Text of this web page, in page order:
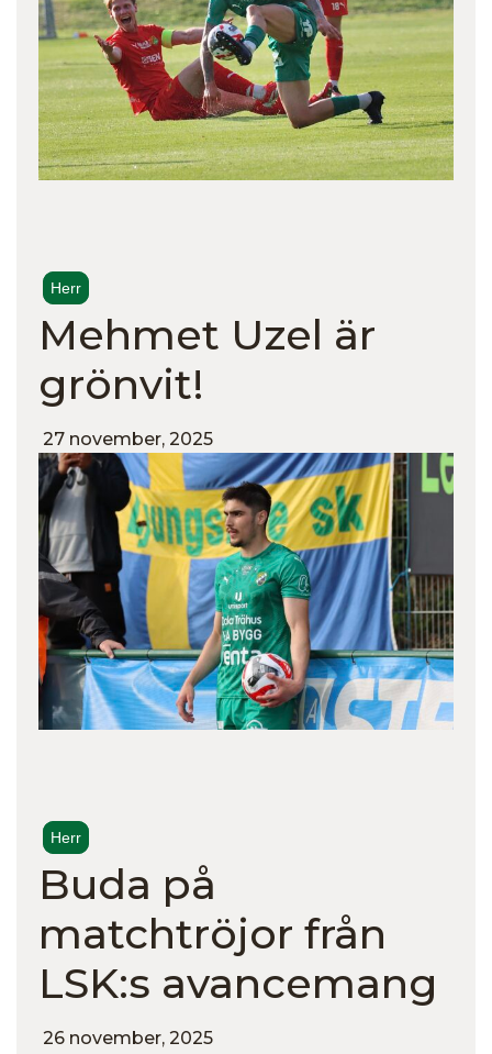
Herr
Mehmet Uzel är
grönvit!
27 november, 2025
Herr
Buda på
matchtröjor från
LSK:s avancemang
26 november, 2025